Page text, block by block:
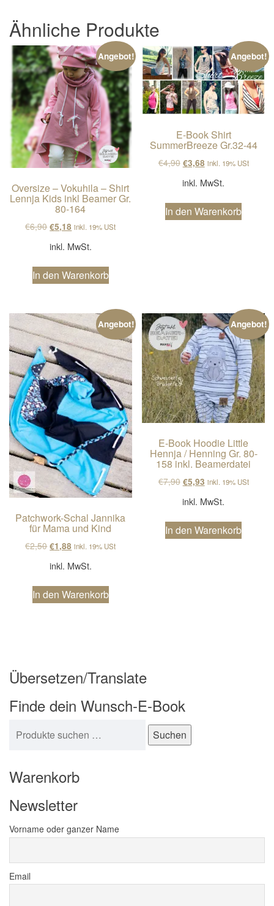
Ähnliche Produkte
Angebot!
Oversize – Vokuhila – Shirt
Lennja Kids inkl Beamer Gr.
80-164
€6,90Ursprünglicher Preis war: €6,90
€5,18 Aktueller Preis ist: €5,18.
inkl. 19% USt
inkl. MwSt.
In den Warenkorb
Angebot!
E-Book Shirt
SummerBreeze Gr.32-44
€4,90 Ursprünglicher Preis
€3,68Aktueller Preis
inkl. 19% USt
inkl. MwSt.
In den Warenkorb
Angebot!
Patchwork-Schal Jannika
für Mama und Kind
€2,50Ursprünglicher Preis war: €2,50
€1,88 Aktueller Preis ist: €1,88.
inkl. 19% USt
inkl. MwSt.
In den Warenkorb
Angebot!
E-Book Hoodie Little
Hennja / Henning Gr. 80-
158 inkl. Beamerdatei
€7,90 Ursprünglicher Preis
€5,93Aktueller Preis
inkl. 19% USt
inkl. MwSt.
In den Warenkorb
Übersetzen/Translate
Finde dein Wunsch-E-Book
Suchen
Warenkorb
Newsletter
Vorname oder ganzer Name
Email